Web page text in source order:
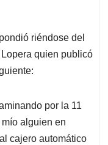
riéndose del
quien publicó
por la 11
alguien en
cajero automático